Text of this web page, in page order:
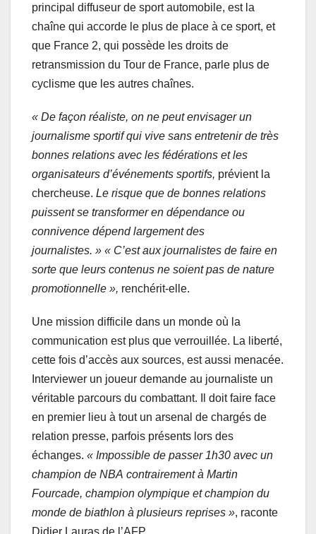
principal diffuseur de sport automobile, est la
chaîne qui accorde le plus de place à ce sport, et
que France 2, qui possède les droits de
retransmission du Tour de France, parle plus de
cyclisme que les autres chaînes.
« De façon réaliste, on ne peut envisager un
journalisme sportif qui vive sans entretenir de très
bonnes relations avec les fédérations et les
organisateurs d’événements sportifs, prévient la
chercheuse. Le risque que de bonnes relations
puissent se transformer en dépendance ou
connivence dépend largement des
journalistes. » « C’est aux journalistes de faire en
sorte que leurs contenus ne soient pas de nature
promotionnelle », renchérit-elle.
Une mission difficile dans un monde où la
communication est plus que verrouillée. La liberté,
cette fois d’accès aux sources, est aussi menacée.
Interviewer un joueur demande au journaliste un
véritable parcours du combattant. Il doit faire face
en premier lieu à tout un arsenal de chargés de
relation presse, parfois présents lors des
échanges. « Impossible de passer 1h30 avec un
champion de NBA contrairement à Martin
Fourcade, champion olympique et champion du
monde de biathlon à plusieurs reprises », raconte
Didier Lauras de l’AFP.